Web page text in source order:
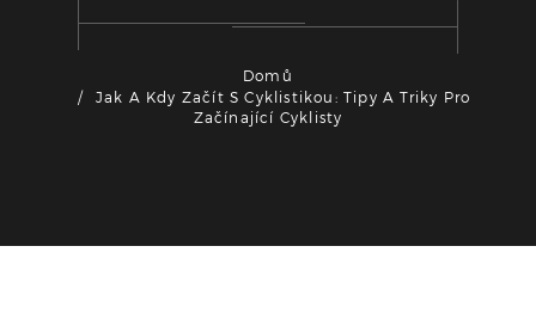
Domů
Jak A Kdy Začít S Cyklistikou: Tipy A Triky Pro
Začínající Cyklisty